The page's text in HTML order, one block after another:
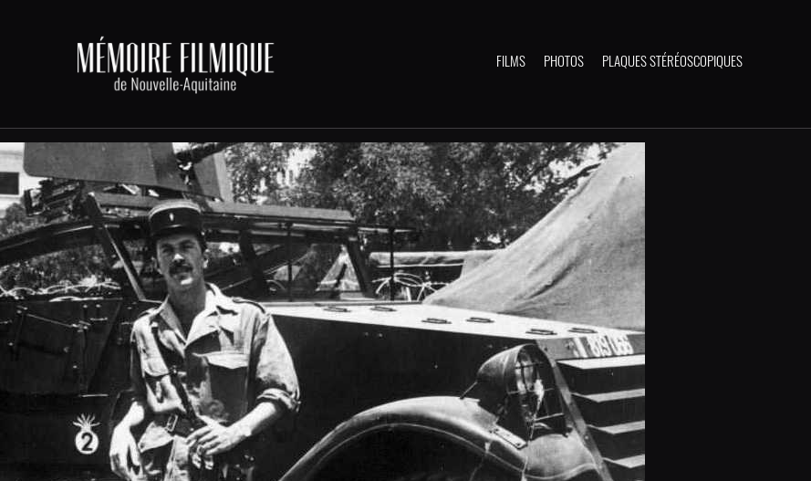
FILMS PHOTOS PLAQUES STÉRÉOSCOPIQUES